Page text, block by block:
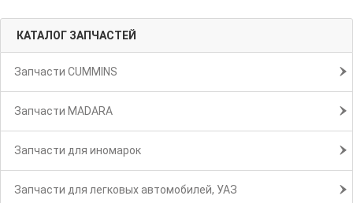
КАТАЛОГ ЗАПЧАСТЕЙ
Запчасти CUMMINS
Запчасти MADARA
Запчасти для иномарок
Запчасти для легковых автомобилей, УАЗ